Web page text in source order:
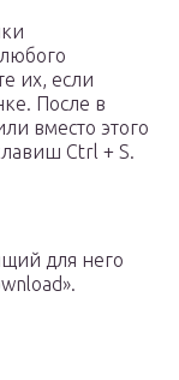
их, если
После в
вместо этого
Ctrl + S.
для него